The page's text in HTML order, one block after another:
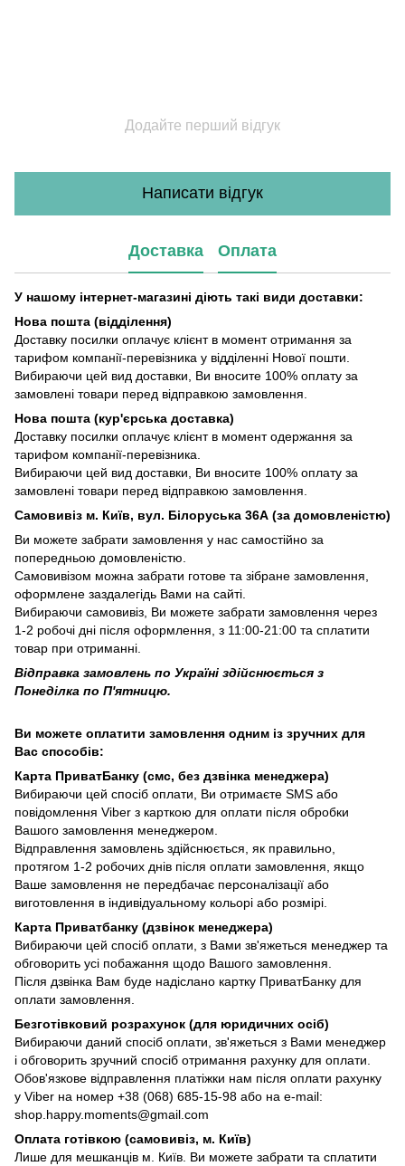
Додайте перший відгук
Написати відгук
Доставка Оплата
У нашому інтернет-магазині діють такі види доставки:
Нова пошта (відділення)
Доставку посилки оплачує клієнт в момент отримання за
тарифом компанії-перевізника у відділенні Нової пошти.
Вибираючи цей вид доставки, Ви вносите 100% оплату за
замовлені товари перед відправкою замовлення.
Нова пошта (кур'єрська доставка)
Доставку посилки оплачує клієнт в момент одержання за
тарифом компанії-перевізника.
Вибираючи цей вид доставки, Ви вносите 100% оплату за
замовлені товари перед відправкою замовлення.
Самовивіз м. Київ, вул. Білоруська 36А (за домовленістю)
Ви можете забрати замовлення у нас самостійно за
попередньою домовленістю.
Самовивізом можна забрати готове та зібране замовлення,
оформлене заздалегідь Вами на сайті.
Вибираючи самовивіз, Ви можете забрати замовлення через
1-2 робочі дні після оформлення, з 11:00-21:00 та сплатити
товар при отриманні.
Відправка замовлень по Україні здійснюється з
Понеділка по П'ятницю.
Ви можете оплатити замовлення одним із зручних для
Вас способів:
Карта ПриватБанку (смс, без дзвінка менеджера)
Вибираючи цей спосіб оплати, Ви отримаєте SMS або
повідомлення Viber з карткою для оплати після обробки
Вашого замовлення менеджером.
Відправлення замовлень здійснюється, як правильно,
протягом 1-2 робочих днів після оплати замовлення, якщо
Ваше замовлення не передбачає персоналізації або
виготовлення в індивідуальному кольорі або розмірі.
Карта Приватбанку (дзвінок менеджера)
Вибираючи цей спосіб оплати, з Вами зв'яжеться менеджер та
обговорить усі побажання щодо Вашого замовлення.
Після дзвінка Вам буде надіслано картку ПриватБанку для
оплати замовлення.
Безготівковий розрахунок (для юридичних осіб)
Вибираючи даний спосіб оплати, зв'яжеться з Вами менеджер
і обговорить зручний спосіб отримання рахунку для оплати.
Обов'язкове відправлення платіжки нам після оплати рахунку
у Viber на номер +38 (068) 685-15-98 або на e-mail:
shop.happy.moments@gmail.com
Оплата готівкою (самовивіз, м. Київ)
Лише для мешканців м. Київ. Ви можете забрати та сплатити